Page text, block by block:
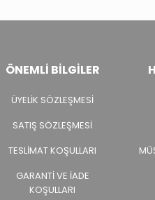
ÖNEMLI BILGILER
ÜYELIK SÖZLEŞMESI
SATIŞ SÖZLEŞMESI
TESLIMAT KOŞULLARI
GARANTI VE İADE
KOŞULLARI